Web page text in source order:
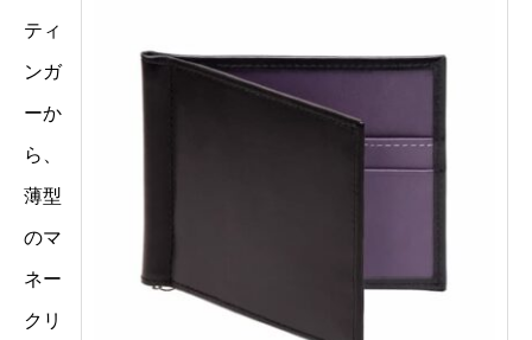
ティ
ンガ
ーか
ら、
薄型
のマ
ネー
クリ